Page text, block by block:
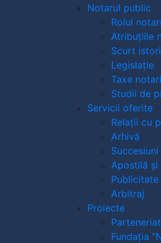
Notarul public
Rolul
Atribuțiile
Scurt
Legislație
Taxe
Studii de
Servicii oferite
Relații cu
Arhivă
Succesiuni
Apostilă și
Arbitraj
Proiecte
Fundația